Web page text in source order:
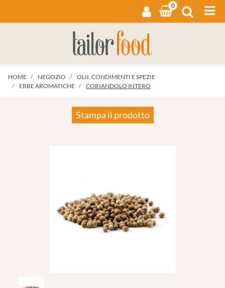
0
HOME NEGOZIO
OLII, CONDIMENTI E SPEZIE
ERBE AROMATICHE
CORIANDOLO INTERO
Stampa il prodotto